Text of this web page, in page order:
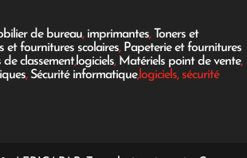
de bureau, imprimantes, Toners et
et fournitures scolaires, Papeterie et fournitures
de classement,logiciels, Matériels point de vente,
, Sécurité informatique,logiciels, sécurité